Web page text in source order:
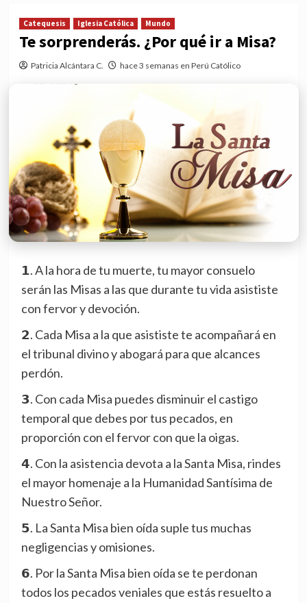
Catequesis Iglesia Católica Mundo
Te sorprenderás. ¿Por qué ir a Misa?
Patricia Alcántara C. hace 3 semanas en Perú Católico
𝟭. A la hora de tu muerte, tu mayor consuelo
serán las Misas a las que durante tu vida asististe
con fervor y devoción.
𝟮. Cada Misa a la que asististe te acompañará en
el tribunal divino y abogará para que alcances
perdón.
𝟯. Con cada Misa puedes disminuir el castigo
temporal que debes por tus pecados, en
proporción con el fervor con que la oigas.
𝟰. Con la asistencia devota a la Santa Misa, rindes
el mayor homenaje a la Humanidad Santísima de
Nuestro Señor.
𝟱. La Santa Misa bien oída suple tus muchas
negligencias y omisiones.
𝟲. Por la Santa Misa bien oída se te perdonan
todos los pecados veniales que estás resuelto a